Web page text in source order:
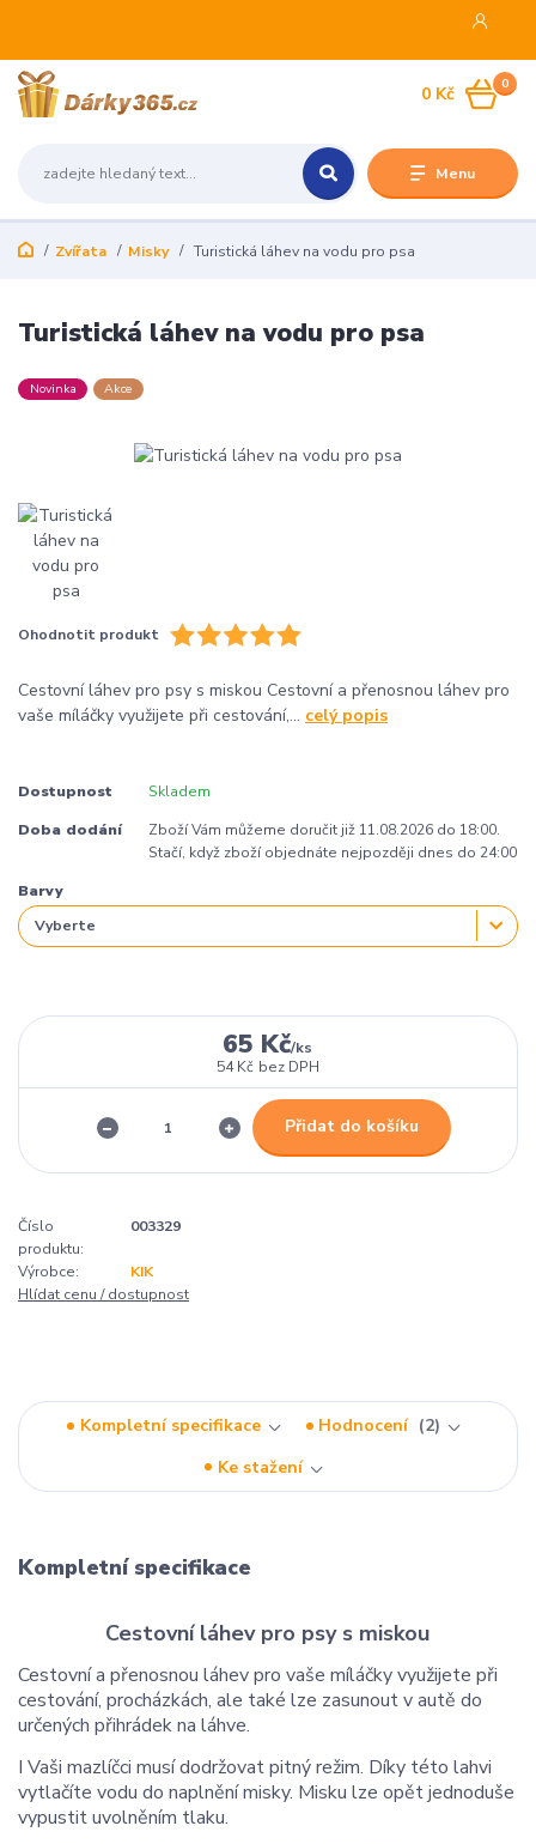
Menu
0
0 Kč
Zvířata Misky Turistická láhev na vodu pro psa
Turistická láhev na vodu pro psa
Novinka Akce
Ohodnotit produkt
Cestovní láhev pro psy s miskou Cestovní a přenosnou láhev pro
vaše míláčky využijete při cestování,... celý popis
Dostupnost Skladem
Doba dodání
Zboží Vám můžeme doručit již 11.08.2026 do 18:00.
Stačí, když zboží objednáte nejpozději dnes do 24:00
Barvy
65 Kč/ks
54 Kč bez DPH
Přidat do košíku
Číslo
produktu:
003329
Výrobce:
KIK
Hlídat cenu / dostupnost
Kompletní specifikace Hodnocení
2
Ke stažení
Kompletní specifikace
Cestovní láhev pro psy s miskou
Cestovní a přenosnou láhev pro vaše míláčky využijete při
cestování, procházkách, ale také lze zasunout v autě do
určených přihrádek na láhve.
I Vaši mazlíčci musí dodržovat pitný režim. Díky této lahvi
vytlačíte vodu do naplnění misky. Misku lze opět jednoduše
vypustit uvolněním tlaku.